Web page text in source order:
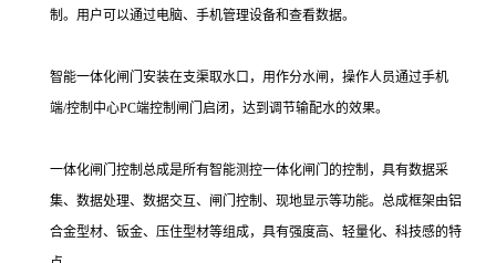
制。用户可以通过电脑、手机管理设备和查看数据。
智能一体化闸门安装在支渠取水口，用作分水闸，操作人员通过手机
端/控制中心PC端控制闸门启闭，达到调节输配水的效果。
一体化闸门控制总成是所有智能测控一体化闸门的控制，具有数据采
集、数据处理、数据交互、闸门控制、现地显示等功能。总成框架由铝
合金型材、钣金、压住型材等组成，具有强度高、轻量化、科技感的特